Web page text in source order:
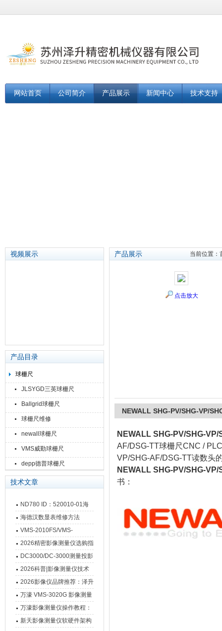
网站首页 公司简介 产品展示 新闻中心 技术支持
视频展示
产品目录
球栅尺
JLSYGD三英球栅尺
Ballgrid球栅尺
球栅尺维修
newall球栅尺
VMS威勤球栅尺
depp德普球栅尺
技术文章
ND780 ID：520010-01海
德汉数显表故障维修内容
海德汉数显表维修方法
VMS-2010FS/VMS-
3020FS/VMS-4030FS手动
影像测量仪技术参数
2026精密影像测量仪选购指
南 靠谱品牌一站式选型推荐
DC3000/DC-3000测量投影
仪万濠数据处理器数显表故
障维修方法
2026科普|影像测量仪技术
原理、分类及选型应用
2026影像仪品牌推荐：泽升
影像测量仪选型指南
万濠 VMS-3020G 影像测量
仪技术规格与应用解析
万濠影像测量仪操作教程：
从开机到出报告，新手也能
新天影像测量仪软硬件架构
产品展示 当前位置：
点击放大
NEWALL SHG-PV/SHG-VP/
NEWALL SHG-PV/SHG-
AF/DSG-TT球栅尺CNC /
VP/SHG-AF/DSG-TT读数头
NEWALL SHG-PV/SHG-
书：